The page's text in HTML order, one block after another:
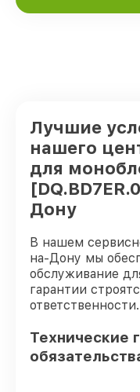
Лучшие
нашего
для
Дону
В нашем
на-Дону мы
обслуживание
гарантии
ответственности.
Технические